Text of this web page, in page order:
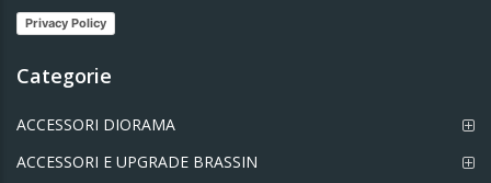
Privacy Policy
Categorie
ACCESSORI DIORAMA
ACCESSORI E UPGRADE BRASSIN